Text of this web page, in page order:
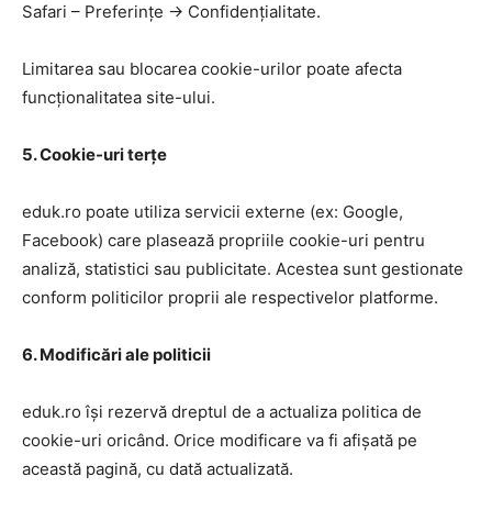
Safari – Preferințe → Confidențialitate.
Limitarea sau blocarea cookie-urilor poate afecta
funcționalitatea site-ului.
5. Cookie-uri terțe
eduk.ro poate utiliza servicii externe (ex: Google,
Facebook) care plasează propriile cookie-uri pentru
analiză, statistici sau publicitate. Acestea sunt gestionate
conform politicilor proprii ale respectivelor platforme.
6. Modificări ale politicii
eduk.ro își rezervă dreptul de a actualiza politica de
cookie-uri oricând. Orice modificare va fi afișată pe
această pagină, cu dată actualizată.